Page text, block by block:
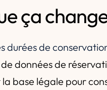
ça
durées de
données de
base légale pour